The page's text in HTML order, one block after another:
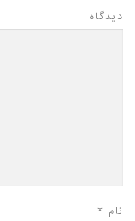
دیدگاه
نام *